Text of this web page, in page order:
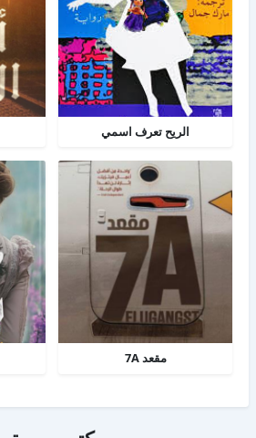
الريح تعرف اسمي
مقعد 7A